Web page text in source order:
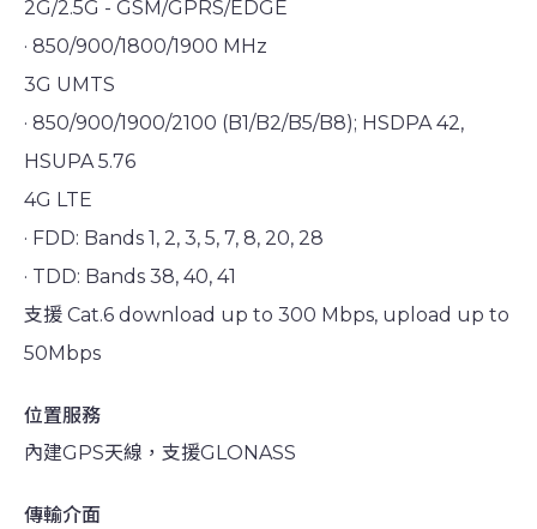
2G/2.5G - GSM/GPRS/EDGE
· 850/900/1800/1900 MHz
3G UMTS
· 850/900/1900/2100 (B1/B2/B5/B8); HSDPA 42,
HSUPA 5.76
4G LTE
· FDD: Bands 1, 2, 3, 5, 7, 8, 20, 28
· TDD: Bands 38, 40, 41
支援 Cat.6 download up to 300 Mbps, upload up to
50Mbps
位置服務
內建GPS天線，支援GLONASS
傳輸介面